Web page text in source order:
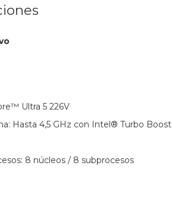
Ultra 5 226V
Hasta 4,5 GHz con Intel® Turbo Boost
8 núcleos / 8 subprocesos